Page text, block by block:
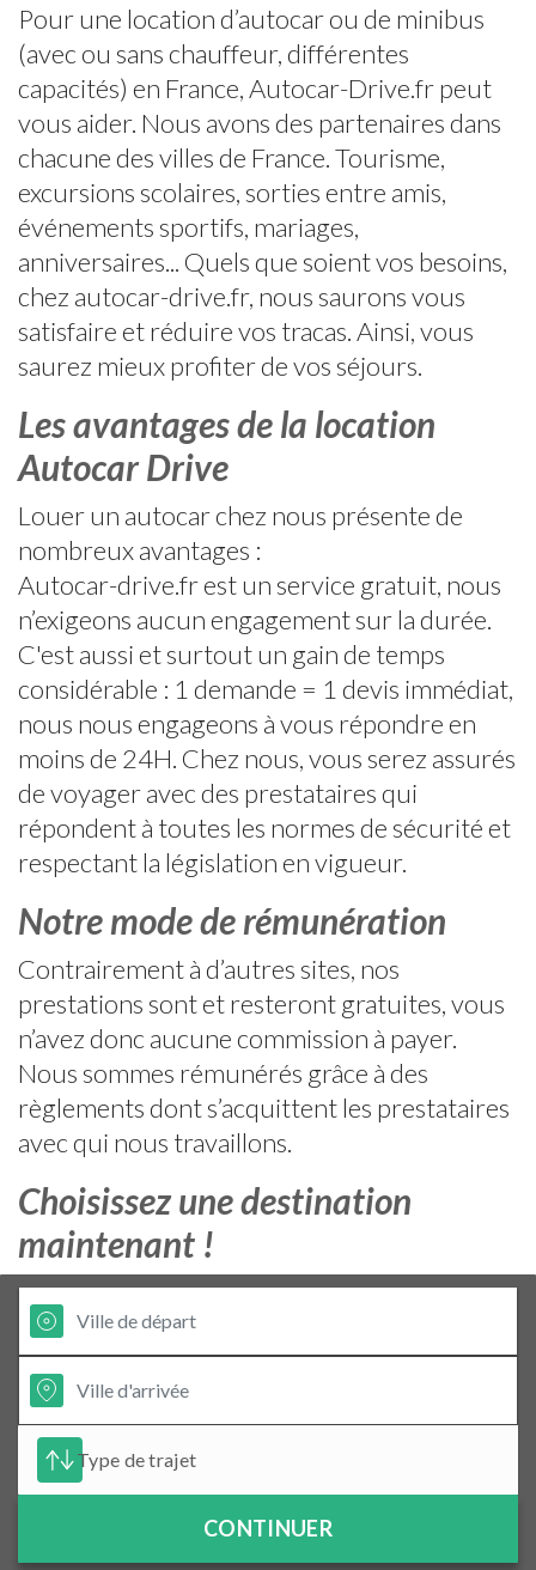
Pour une location d’autocar ou de minibus
(avec ou sans chauffeur, différentes
capacités) en France, Autocar-Drive.fr peut
vous aider. Nous avons des partenaires dans
chacune des villes de France. Tourisme,
excursions scolaires, sorties entre amis,
événements sportifs, mariages,
anniversaires... Quels que soient vos besoins,
chez autocar-drive.fr, nous saurons vous
satisfaire et réduire vos tracas. Ainsi, vous
saurez mieux profiter de vos séjours.
Les avantages de la location
Autocar Drive
Louer un autocar chez nous présente de
nombreux avantages :
Autocar-drive.fr est un service gratuit, nous
n’exigeons aucun engagement sur la durée.
C'est aussi et surtout un gain de temps
considérable : 1 demande = 1 devis immédiat,
nous nous engageons à vous répondre en
moins de 24H. Chez nous, vous serez assurés
de voyager avec des prestataires qui
répondent à toutes les normes de sécurité et
respectant la législation en vigueur.
Notre mode de rémunération
Contrairement à d’autres sites, nos
prestations sont et resteront gratuites, vous
n’avez donc aucune commission à payer.
Nous sommes rémunérés grâce à des
règlements dont s’acquittent les prestataires
avec qui nous travaillons.
Choisissez une destination
maintenant !
CONTINUER